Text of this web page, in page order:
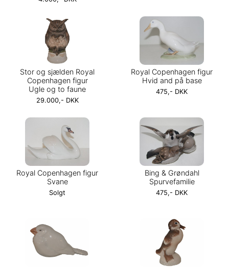
Stor og sjælden Royal
Copenhagen figur
Ugle og to faune
29.000,- DKK
Royal Copenhagen figur
Hvid and på base
475,- DKK
Royal Copenhagen figur
Svane
Solgt
Bing & Grøndahl
Spurvefamilie
475,- DKK